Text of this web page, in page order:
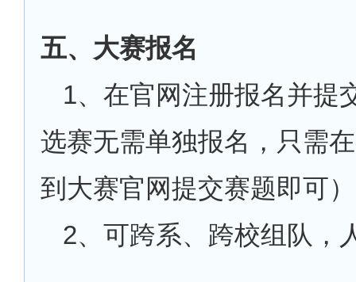
五、大赛报名
1、在官网注册报名并提
选赛无需单独报名，只需
到大赛官网提交赛题即可
2、可跨系、跨校组队，